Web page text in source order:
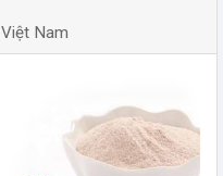
Việt Nam